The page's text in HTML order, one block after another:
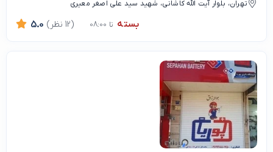
تهران، بلوار آیت الله کاشانی، شهید سید علی اصغر معیری
بسته تا 08:00 5.0 (12 نظر)